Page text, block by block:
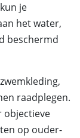
je
het water,
beschermd
raadplegen.
objectieve
op ouder-